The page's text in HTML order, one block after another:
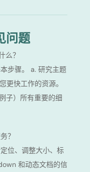
问题
么？
步骤。 a. 研究主题
更快工作的资源。
子）所有重要的细
？
位、调整大小、标
和动态文档的信